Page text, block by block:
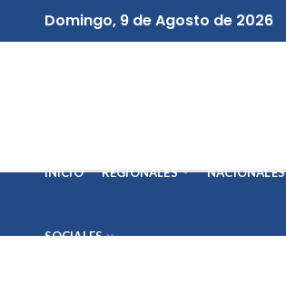
Domingo, 9 de Agosto de 2026
INICIO REGIONALES NACIONALES
SOCIALES